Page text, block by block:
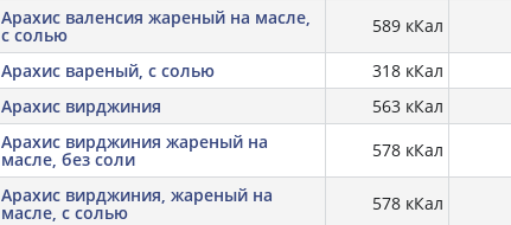
Арахис валенсия жареный на масле,
с солью 589 кКал
Арахис вареный, с солью
318 кКал
Арахис вирджиния
563 кКал
Арахис вирджиния жареный на
масле, без соли 578 кКал
Арахис вирджиния, жареный на
масле, с солью 578 кКал